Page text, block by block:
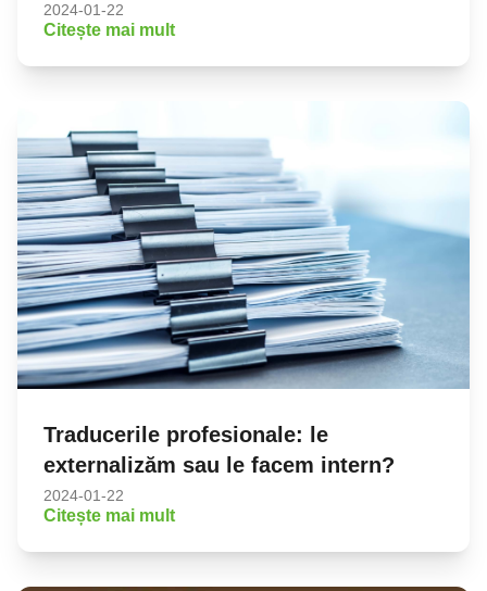
2024-01-22
Citește mai mult
Traducerile profesionale: le
externalizăm sau le facem intern?
2024-01-22
Citește mai mult